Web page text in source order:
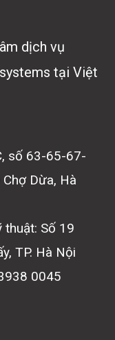
dịch vụ
tại Việt
số 63-65-67-
Dừa, Hà
Số 19
TP. Hà Nội
0045